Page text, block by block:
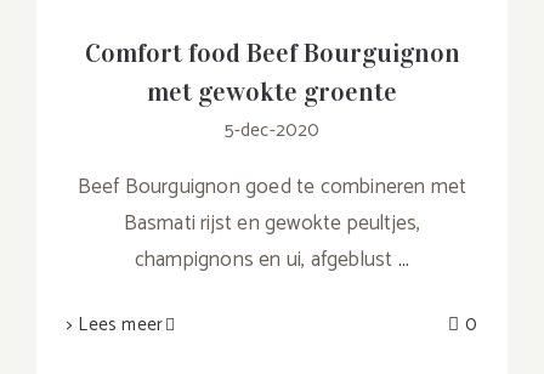
Comfort food Beef Bourguignon
met gewokte groente
5-dec-2020
Beef Bourguignon goed te combineren met
Basmati rijst en gewokte peultjes,
champignons en ui, afgeblust...
> Lees meer 0